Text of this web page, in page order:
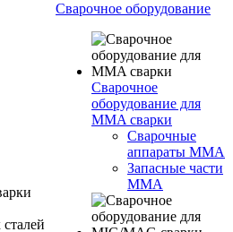
Сварочное оборудование
Сварочное
оборудование для
MMA сварки
Сварочные
аппараты MMA
Запасные части
MMA